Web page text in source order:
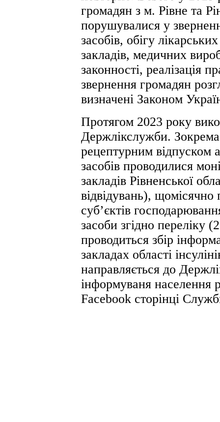
громадян з м. Рівне та
порушувалися у
засобів, обігу
закладів, медичних
законності, реалізація
звернення громадян
визначені Законом
Протягом 2023 року
Держлікслужби.
рецептурним відпуском
засобів проводилися
закладів Рівненської
відвідувань), щомісячно
суб’єктів
засоби згідно
проводиться збір
закладах області
направляється до
інформуваня населення
Facebook сторінці